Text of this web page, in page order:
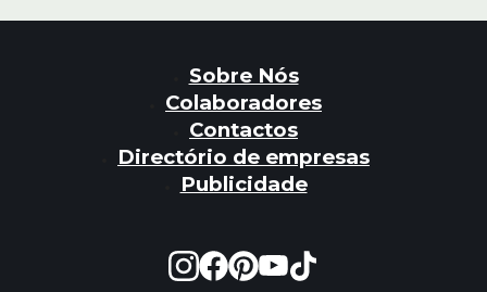
Sobre Nós
Colaboradores
Contactos
Directório de empresas
Publicidade